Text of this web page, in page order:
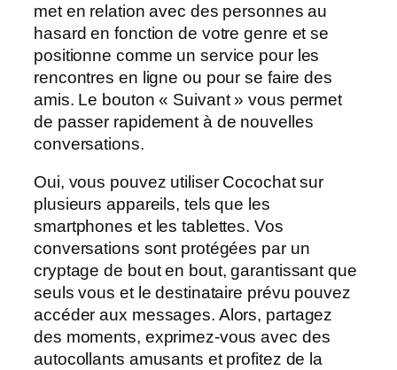
met en relation avec des personnes au
hasard en fonction de votre genre et se
positionne comme un service pour les
rencontres en ligne ou pour se faire des
amis. Le bouton « Suivant » vous permet
de passer rapidement à de nouvelles
conversations.
Oui, vous pouvez utiliser Cocochat sur
plusieurs appareils, tels que les
smartphones et les tablettes. Vos
conversations sont protégées par un
cryptage de bout en bout, garantissant que
seuls vous et le destinataire prévu pouvez
accéder aux messages. Alors, partagez
des moments, exprimez-vous avec des
autocollants amusants et profitez de la